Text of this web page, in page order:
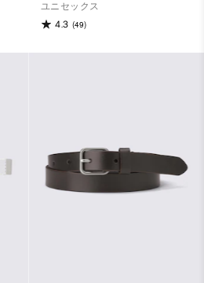
ユニセックス
4.3 (49)